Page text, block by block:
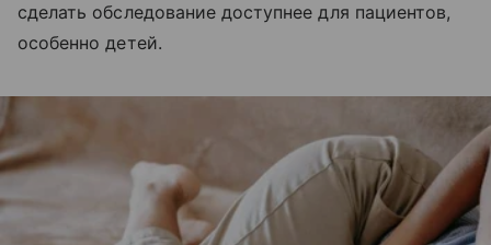
сделать обследование доступнее для пациентов,
особенно детей.